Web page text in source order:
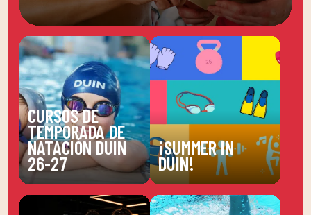
CURSOS DE
TEMPORADA DE
NATACIÓN DUIN
26-27
¡SUMMER IN
DUIN!